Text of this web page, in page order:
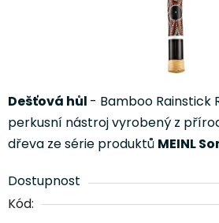
Dešťová hůl - Bamboo Rainstick
perkusní nástroj vyrobený z
dřeva ze série produktů MEINL
Dostupnost
Kód: